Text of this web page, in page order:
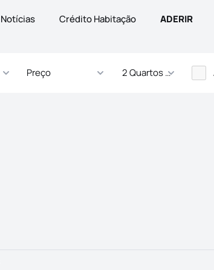
Notícias Crédito Habitação ADERIR
Preço 2 Quartos - ... Quartos